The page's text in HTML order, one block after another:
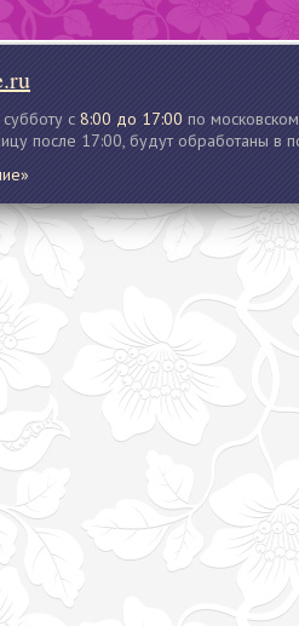
с 8:00 до 17:00 по
после 17:00, будут обработаны в